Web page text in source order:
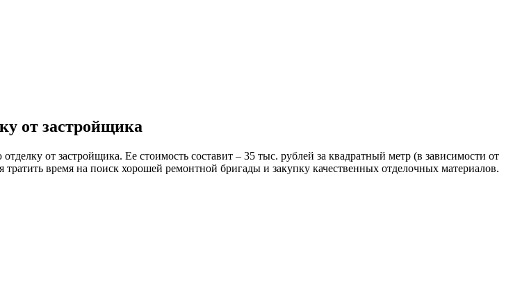
от застройщика
от застройщика. Ее стоимость составит – 35 тыс. рублей за квадратный метр (в зависимости от
время на поиск хорошей ремонтной бригады и закупку качественных отделочных материалов.